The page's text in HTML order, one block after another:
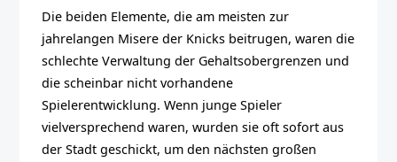
Die beiden Elemente, die am meisten zur
jahrelangen Misere der Knicks beitrugen, waren die
schlechte Verwaltung der Gehaltsobergrenzen und
die scheinbar nicht vorhandene
Spielerentwicklung. Wenn junge Spieler
vielversprechend waren, wurden sie oft sofort aus
der Stadt geschickt, um den nächsten großen